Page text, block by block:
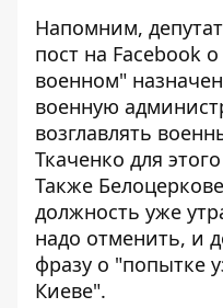
Напомним,
пост на Facebook
военном"
военную
возглавлять
Ткаченко для
Также
должность уже
надо отменить, и
фразу о "попытке
Киеве".